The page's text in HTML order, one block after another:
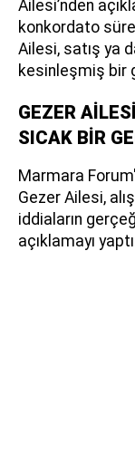
Ailesi’nden
konkordato
Ailesi, satış ya
kesinleşmiş bir
GEZER
SICAK BİR
Marmara
Gezer Ailesi,
iddiaların
açıklamayı